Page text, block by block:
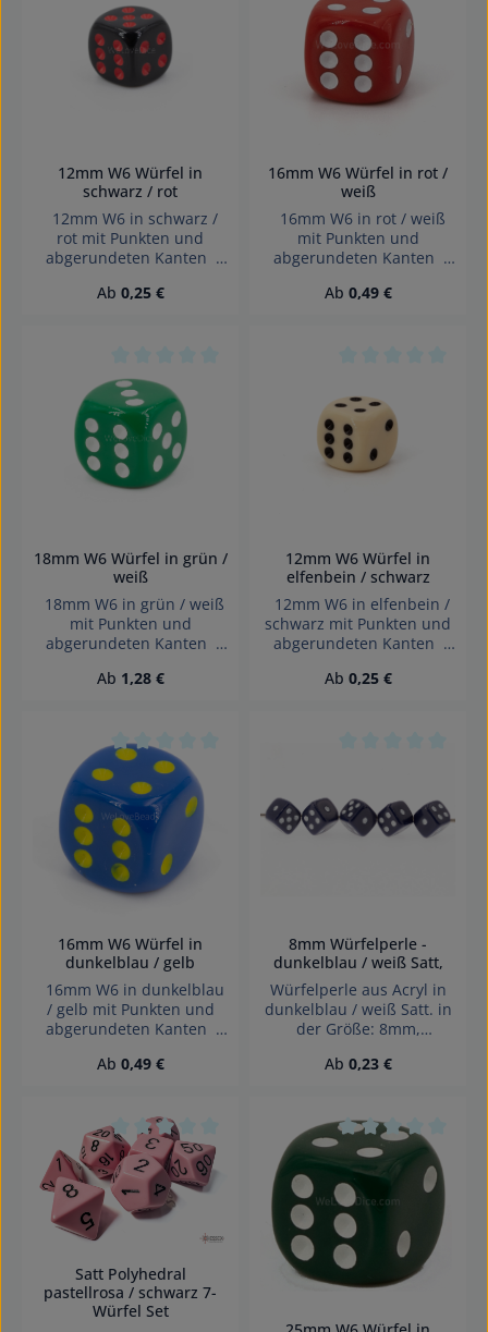
12mm W6 Würfel in
schwarz / rot
12mm W6 in schwarz /
rot mit Punkten und
abgerundeten Kanten
in Germany Achtung!
Erstickungsgefahr!
Regulärer Preis:
Ab 0,25 €
16mm W6 Würfel in rot /
weiß
16mm W6 in rot / weiß
mit Punkten und
abgerundeten Kanten
in Germany Achtung!
Regulärer Preis:
Ab 0,49 €
Durchschnittliche Bewertung von 0 von 5
18mm W6 Würfel in grün /
weiß
18mm W6 in grün / weiß
mit Punkten und
abgerundeten Kanten
in Germany Achtung!
unter 3 Jahren geeignet.
Erstickungsgefahr!
Regulärer Preis:
Ab 1,28 €
12mm W6 Würfel in
elfenbein / schwarz
12mm W6 in elfenbein /
schwarz mit Punkten und
abgerundeten Kanten
in Germany Achtung!
Regulärer Preis:
Ab 0,25 €
Durchschnittliche Bewertung von 0 von 5
16mm W6 Würfel in
dunkelblau / gelb
16mm W6 in dunkelblau
/ gelb mit Punkten und
abgerundeten Kanten
in Germany Achtung!
unter 3 Jahren geeignet.
Erstickungsgefahr!
Regulärer Preis:
Ab 0,49 €
8mm Würfelperle -
dunkelblau / weiß Satt,
Würfelperle aus Acryl in
dunkelblau / weiß Satt. in
der Größe: 8mm,
gebohrt, 1,4mm
Regulärer Preis:
Ab 0,23 €
Durchschnittliche Bewertung von 0 von 5
Satt Polyhedral
pastellrosa / schwarz 7-
Würfel Set
Durchschnittliche